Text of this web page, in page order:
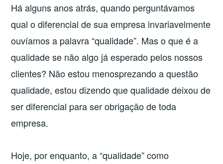
ÁREA
DE
Há alguns anos atrás, quando perguntávamos
qual o diferencial de sua empresa invariavelmente
ouvíamos a palavra “qualidade”. Mas o que é a
qualidade se não algo já esperado pelos nossos
clientes? Não estou menosprezando a questão
qualidade, estou dizendo que qualidade deixou de
ser diferencial para ser obrigação de toda
empresa.
Hoje, por enquanto, a “qualidade” como